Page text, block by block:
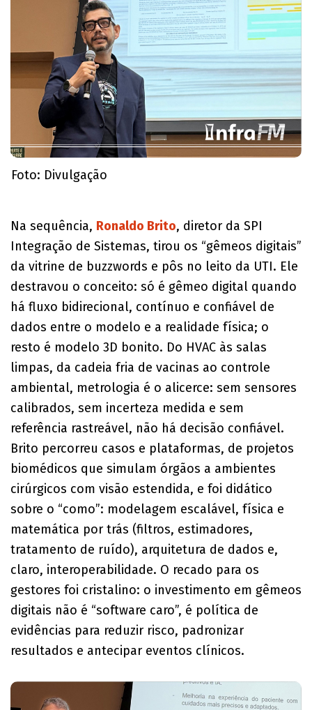
Foto: Divulgação
Na sequência, Ronaldo Brito, diretor da SPI
Integração de Sistemas, tirou os “gêmeos digitais”
da vitrine de buzzwords e pôs no leito da UTI. Ele
destravou o conceito: só é gêmeo digital quando
há fluxo bidirecional, contínuo e confiável de
dados entre o modelo e a realidade física; o
resto é modelo 3D bonito. Do HVAC às salas
limpas, da cadeia fria de vacinas ao controle
ambiental, metrologia é o alicerce: sem sensores
calibrados, sem incerteza medida e sem
referência rastreável, não há decisão confiável.
Brito percorreu casos e plataformas, de projetos
biomédicos que simulam órgãos a ambientes
cirúrgicos com visão estendida, e foi didático
sobre o “como”: modelagem escalável, física e
matemática por trás (filtros, estimadores,
tratamento de ruído), arquitetura de dados e,
claro, interoperabilidade. O recado para os
gestores foi cristalino: o investimento em gêmeos
digitais não é “software caro”, é política de
evidências para reduzir risco, padronizar
resultados e antecipar eventos clínicos.